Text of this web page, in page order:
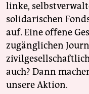
veranstaltungen
shop
fragen & hilfe
unterstützen
linke,
solidarischen
auf. Eine offene
zugänglichen
auch? Dann
unsere Aktion.